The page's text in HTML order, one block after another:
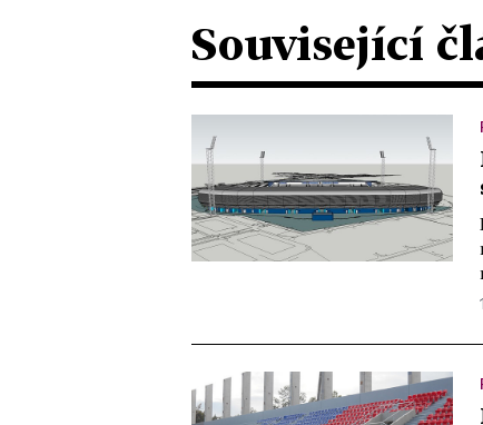
Související